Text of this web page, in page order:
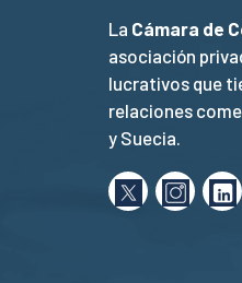
La Cámara de
asociación
lucrativos que
relaciones
y Suecia.